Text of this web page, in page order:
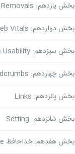
بخش یازدهم: Removals
بخش دوازدهم: Core Web Vitals
بخش سیزدهم: Mobile Usability
بخش چهاردهم: Breadcrumbs
بخش پانزدهم: Links
بخش شانزدهم: Setting
بخش هفدهم: خداحافظ Search Console